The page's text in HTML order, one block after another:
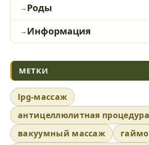
Роды
Информация
МЕТКИ
lpg-массаж
антицеллюлитная процедура
вакуумный массаж